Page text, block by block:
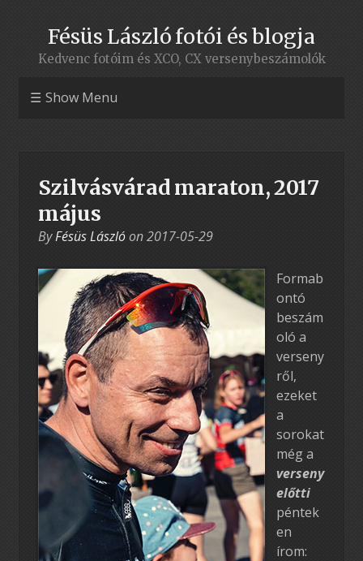
Fésüs László fotói és blogja
Kedvenc fotóim és XCO, CX versenybeszámolók
Show Menu
Szilvásvárad maraton, 2017
május
ByFésüs Lászlóon2017-05-29
Formab
ontó
beszám
oló a
verseny
ről,
ezeket
a
sorokat
még a
verseny
előtti
péntek
en
írom: